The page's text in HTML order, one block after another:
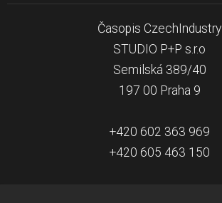
Časopis CzechIndustry
STUDIO P+P s.r.o
Semilská 389/40
197 00 Praha 9
+420 602 363 969
+420 605 463 150